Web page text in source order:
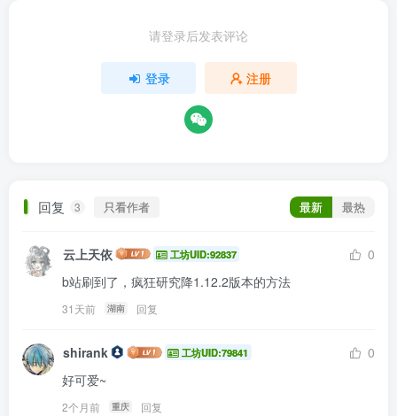
请登录后发表评论
登录 注册
回复 3 只看作者 最新 最热
云上天依 工坊UID:92837
0
b站刷到了，疯狂研究降1.12.2版本的方法
31天前 湖南 回复
shirank 工坊UID:79841
0
好可爱~
2个月前 重庆 回复